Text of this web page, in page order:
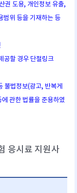
권 도용, 개인정보 유출,
범위 등을 기재하는 등
공할 경우 단절링크
불법정보(광고, 반복게
관한 법률을 준용하였
응시료 지원사